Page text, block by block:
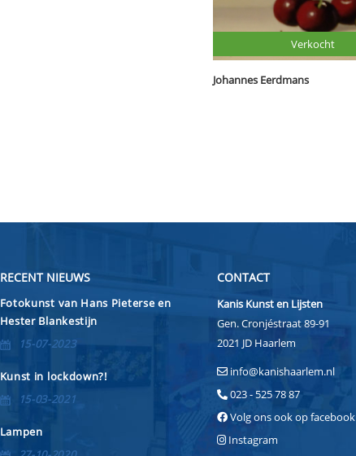
Johannes Eerdmans
Verkocht
RECENT NIEUWS
Fotokunst van Hans Pieterse en
Hester Blankestijn
15-07-2023
Kunst in lockdown?!
15-03-2021
Lampen
CONTACT
Kanis Kunst en Lijsten
Gen. Cronjéstraat 89-91
2021 JD Haarlem
info@kanishaarlem.nl
023 - 525 78 87
Volg ons ook op facebook
Instagram